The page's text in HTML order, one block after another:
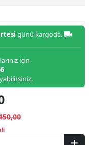
günü kargoda.
için